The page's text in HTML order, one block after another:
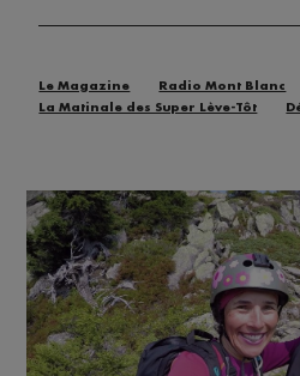
Le Magazine Radio Mont Blanc
La Matinale des Super Lève-Tôt